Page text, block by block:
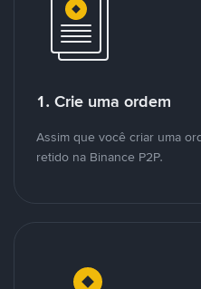
1. Crie uma ordem
Assim que você criar uma
retido na Binance P2P.